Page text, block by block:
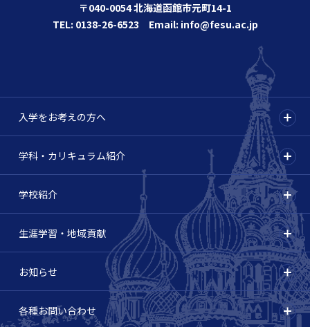
〒040-0054 北海道函館市元町14-1
TEL: 0138-26-6523 Email: info@fesu.ac.jp
入学をお考えの方へ
学科・カリキュラム紹介
学校紹介
生涯学習・地域貢献
お知らせ
各種お問い合わせ